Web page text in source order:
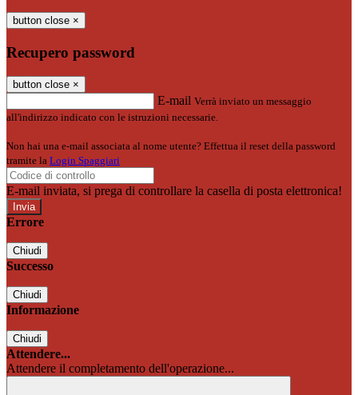
button close ×
Recupero password
button close ×
E-mail Verrà inviato un messaggio
all'indirizzo indicato con le istruzioni necessarie.
Non hai una e-mail associata al nome utente? Effettua il reset della password
tramite la Login Spaggiari
E-mail inviata, si prega di controllare la casella di posta elettronica!
Errore
Chiudi
Successo
Chiudi
Informazione
Chiudi
Attendere...
Attendere il completamento dell'operazione...